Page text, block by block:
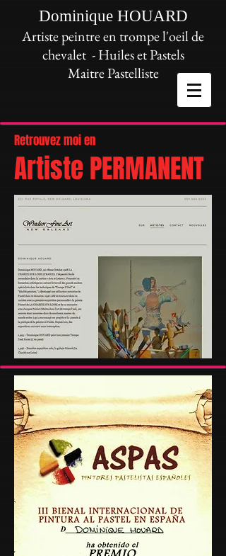
Dominique HOUARD
Artiste peintre en trompe l'oeil de
chevalet - Huiles et Pastels
Maitre Pastelliste
Retrouvez moi en
Artiste PERMANENT